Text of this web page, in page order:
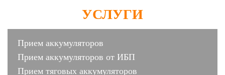
УСЛУГИ
Прием аккумуляторов
Прием аккумуляторов от ИБП
Прием тяговых аккумуляторов